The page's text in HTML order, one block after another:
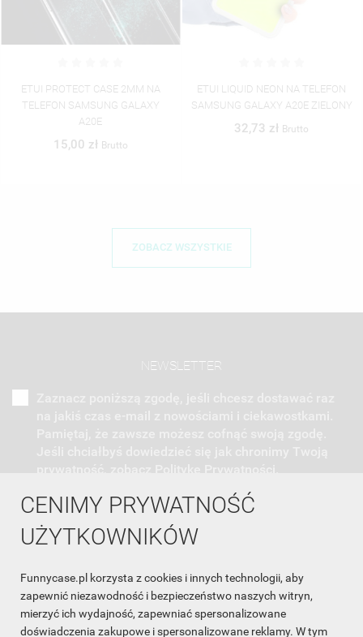
CENIMY PRYWATNOŚĆ
UŻYTKOWNIKÓW
Funnycase.pl korzysta z cookies i innych technologii, aby
zapewnić niezawodność i bezpieczeństwo naszych witryn,
mierzyć ich wydajność, zapewniać spersonalizowane
doświadczenia zakupowe i spersonalizowane reklamy. W tym
ETUI LIQUID NEON NA TELEFON
SAMSUNG GALAXY A20E ZIELONY
32,73 zł
ETUI ŚWIECĄCE NA TELEFON
SAMSUNG GALAXY A20E ST_SWE-
2020-1-100
ZOBACZ WSZYSTKIE
NEWSLETTER
INFORMACJA O SKLEPIE
INFORMACJE